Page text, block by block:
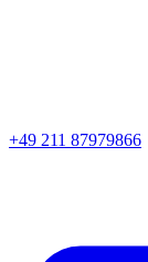
+49 211 87979866